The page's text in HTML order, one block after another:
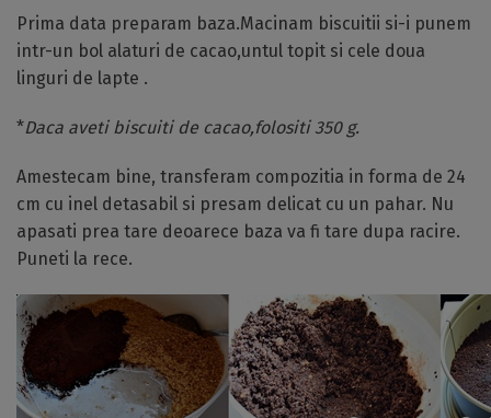
Prima data preparam baza.Macinam biscuitii si-i punem
intr-un bol alaturi de cacao,untul topit si cele doua
linguri de lapte .
*Daca aveti biscuiti de cacao,folositi 350 g.
Amestecam bine, transferam compozitia in forma de 24
cm cu inel detasabil si presam delicat cu un pahar. Nu
apasati prea tare deoarece baza va fi tare dupa racire.
Puneti la rece.